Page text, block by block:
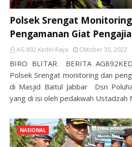
Polsek Srengat
Pengamanan Giat
AG 892 Kediri Raya Oktober 30, 2022
BIRO BLITAR BERITA
Polsek Srengat monitoring dan
di Masjid Baitul Jabbar Dsn
yang di isi oleh pedakwah Ustadzah
NASIONAL